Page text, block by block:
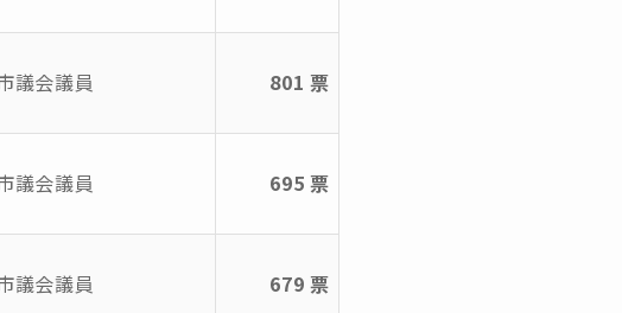
議会議員 801 票
議会議員 695 票
議会議員 679 票